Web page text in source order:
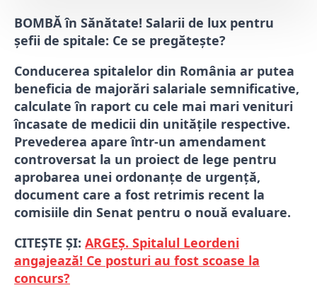
BOMBĂ în Sănătate! Salarii de lux pentru
șefii de spitale: Ce se pregătește?
Conducerea spitalelor din România ar putea
beneficia de majorări salariale semnificative,
calculate în raport cu cele mai mari venituri
încasate de medicii din unitățile respective.
Prevederea apare într-un amendament
controversat la un proiect de lege pentru
aprobarea unei ordonanțe de urgență,
document care a fost retrimis recent la
comisiile din Senat pentru o nouă evaluare.
CITEȘTE ȘI: ARGEȘ. Spitalul Leordeni
angajează! Ce posturi au fost scoase la
concurs?